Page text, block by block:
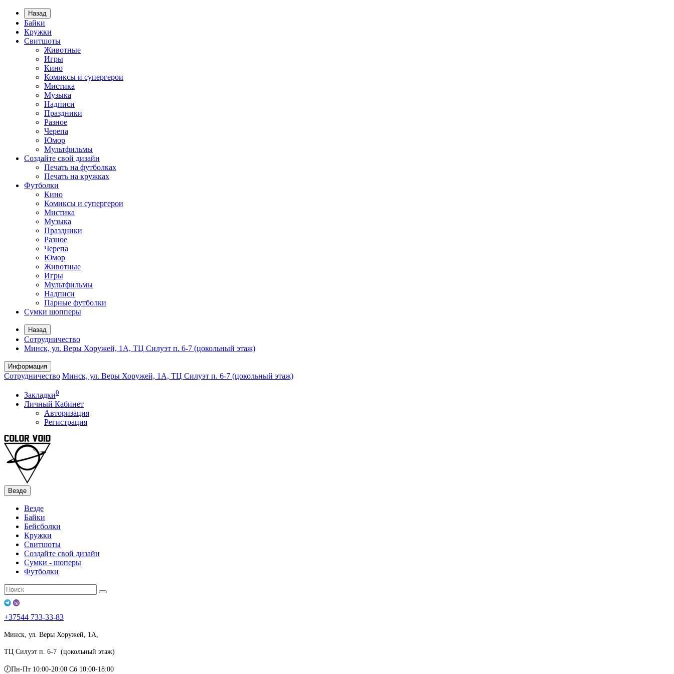
Назад
Байки
Кружки
Свитшоты
Животные
Игры
Кино
Комиксы и супергерои
Мистика
Музыка
Надписи
Праздники
Разное
Черепа
Юмор
Мультфильмы
Создайте свой дизайн
Печать на футболках
Печать на кружках
Футболки
Кино
Комиксы и супергерои
Мистика
Музыка
Праздники
Разное
Черепа
Юмор
Животные
Игры
Мультфильмы
Надписи
Парные футболки
Сумки шопперы
Назад
Сотрудничество
Минск, ул. Веры Хоружей, 1А, ТЦ Силуэт п. 6-7 (цокольный этаж)
Информация
Сотрудничество Минск, ул. Веры Хоружей, 1А, ТЦ Силуэт п. 6-7 (цокольный этаж)
Закладки0
Личный Кабинет
Авторизация
Регистрация
Везде
Везде
Байки
Бейсболки
Кружки
Свитшоты
Создайте свой дизайн
Сумки - шоперы
Футболки
+37544 733-33-83
Минск, ул. Веры Хоружей, 1А,
ТЦ Силуэт п. 6-7 (цокольный этаж)
🕖Пн-Пт 10:00-20:00 Сб 10:00-18:00